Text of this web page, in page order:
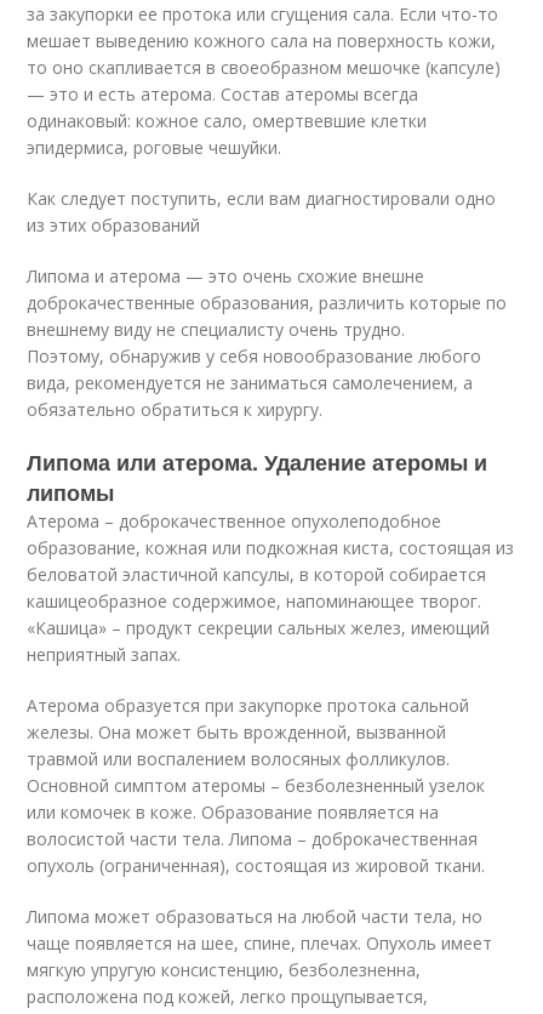
за закупорки ее протока или сгущения сала. Если что-то
мешает выведению кожного сала на поверхность кожи,
то оно скапливается в своеобразном мешочке (капсуле)
— это и есть атерома. Состав атеромы всегда
одинаковый: кожное сало, омертвевшие клетки
эпидермиса, роговые чешуйки.
Как следует поступить, если вам диагностировали одно
из этих образований
Липома и атерома — это очень схожие внешне
доброкачественные образования, различить которые по
внешнему виду не специалисту очень трудно.
Поэтому, обнаружив у себя новообразование любого
вида, рекомендуется не заниматься самолечением, а
обязательно обратиться к хирургу.
Липома или атерома. Удаление атеромы и
липомы
Атерома – доброкачественное опухолеподобное
образование, кожная или подкожная киста, состоящая из
беловатой эластичной капсулы, в которой собирается
кашицеобразное содержимое, напоминающее творог.
«Кашица» – продукт секреции сальных желез, имеющий
неприятный запах.
Атерома образуется при закупорке протока сальной
железы. Она может быть врожденной, вызванной
травмой или воспалением волосяных фолликулов.
Основной симптом атеромы – безболезненный узелок
или комочек в коже. Образование появляется на
волосистой части тела. Липома – доброкачественная
опухоль (ограниченная), состоящая из жировой ткани.
Липома может образоваться на любой части тела, но
чаще появляется на шее, спине, плечах. Опухоль имеет
мягкую упругую консистенцию, безболезненна,
расположена под кожей, легко прощупывается,